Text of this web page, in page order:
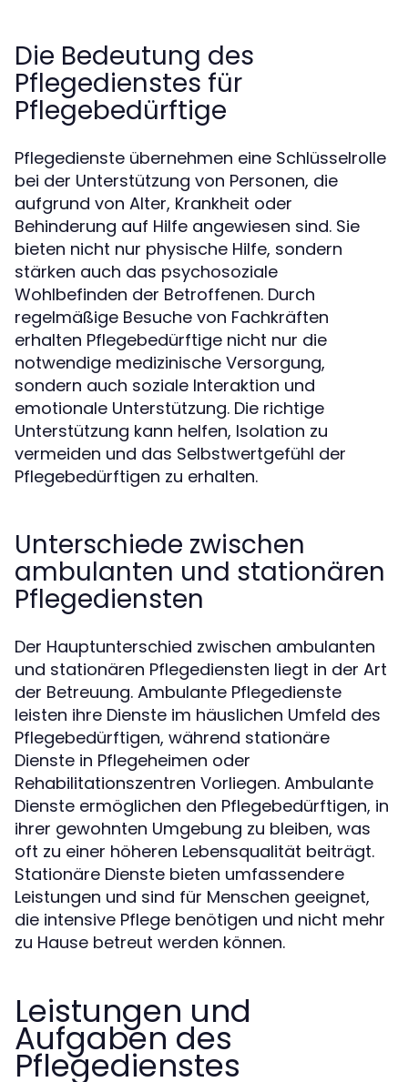
Die Bedeutung des
Pflegedienstes für
Pflegebedürftige
Pflegedienste übernehmen eine Schlüsselrolle
bei der Unterstützung von Personen, die
aufgrund von Alter, Krankheit oder
Behinderung auf Hilfe angewiesen sind. Sie
bieten nicht nur physische Hilfe, sondern
stärken auch das psychosoziale
Wohlbefinden der Betroffenen. Durch
regelmäßige Besuche von Fachkräften
erhalten Pflegebedürftige nicht nur die
notwendige medizinische Versorgung,
sondern auch soziale Interaktion und
emotionale Unterstützung. Die richtige
Unterstützung kann helfen, Isolation zu
vermeiden und das Selbstwertgefühl der
Pflegebedürftigen zu erhalten.
Unterschiede zwischen
ambulanten und stationären
Pflegediensten
Der Hauptunterschied zwischen ambulanten
und stationären Pflegediensten liegt in der Art
der Betreuung. Ambulante Pflegedienste
leisten ihre Dienste im häuslichen Umfeld des
Pflegebedürftigen, während stationäre
Dienste in Pflegeheimen oder
Rehabilitationszentren Vorliegen. Ambulante
Dienste ermöglichen den Pflegebedürftigen, in
ihrer gewohnten Umgebung zu bleiben, was
oft zu einer höheren Lebensqualität beiträgt.
Stationäre Dienste bieten umfassendere
Leistungen und sind für Menschen geeignet,
die intensive Pflege benötigen und nicht mehr
zu Hause betreut werden können.
Leistungen und
Aufgaben des
Pflegedienstes